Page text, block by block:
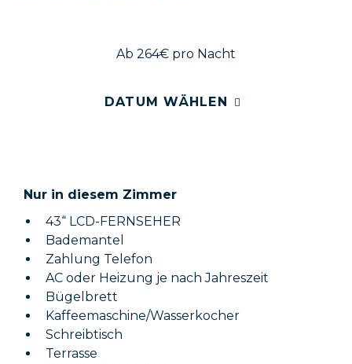
Ab 264€ pro Nacht
DATUM WÄHLEN
Nur in diesem Zimmer
43“ LCD-FERNSEHER
Bademantel
Zahlung Telefon
AC oder Heizung je nach Jahreszeit
Bügelbrett
Kaffeemaschine/Wasserkocher
Schreibtisch
Terrasse